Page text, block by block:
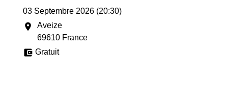
03 Septembre 2026 (20:30)
location_on
Aveize
69610 France
account_balance_wallet Gratuit